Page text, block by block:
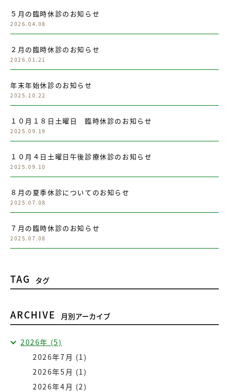
５月の臨時休診のお知らせ
2026.04.08
２月の臨時休診のお知らせ
2026.01.21
年末年始休診のお知らせ
2025.10.22
１０月１８日土曜日 臨時休診のお知らせ
2025.09.19
１０月４日土曜日午後診療休診のお知らせ
2025.09.10
８月の夏季休診についてのお知らせ
2025.07.08
７月の臨時休診のお知らせ
2025.07.08
TAG タグ
ARCHIVE 月別アーカイブ
2026年 (5)
2026年7月 (1)
2026年5月 (1)
2026年4月 (2)